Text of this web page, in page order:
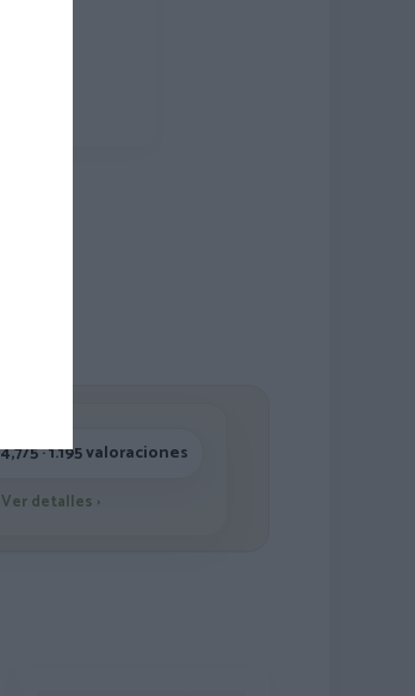
4,7/5 · 1.195 valoraciones
Ver detalles ›